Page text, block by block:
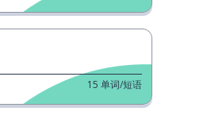
15 单词/短语